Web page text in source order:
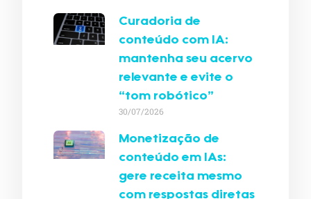
Curadoria de
conteúdo com IA:
mantenha seu acervo
relevante e evite o
“tom robótico”
30/07/2026
Monetização de
conteúdo em IAs:
gere receita mesmo
com respostas diretas